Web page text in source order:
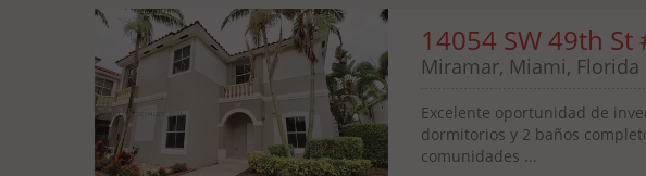
14054 SW 49th
Miramar, Miami, Florida
Excelente oportunidad de
dormitorios y 2 baños
comunidades ...